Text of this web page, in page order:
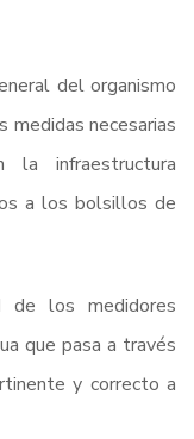
del organismo
medidas necesarias
la infraestructura
a los bolsillos de
de los medidores
que pasa a través
y correcto a